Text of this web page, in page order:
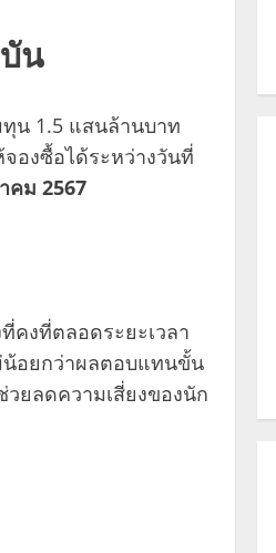
น
น 1.5 แสนล้านบาท
องซื้อได้ระหว่างวันที่
คม 2567
งที่ตลอดระยะเวลา
น้อยกว่าผลตอบแทนขั้น
ยลดความเสี่ยงของนัก